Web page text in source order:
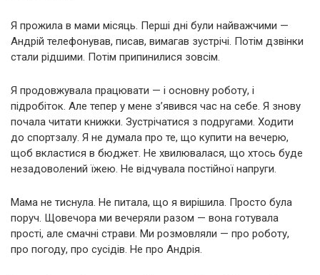
Я прожила в мами місяць. Перші дні були найважчими —
Андрій телефонував, писав, вимагав зустрічі. Потім дзвінки
стали рідшими. Потім припинилися зовсім.
Я продовжувала працювати — і основну роботу, і
підробіток. Але тепер у мене з’явився час на себе. Я знову
почала читати книжки. Зустрічатися з подругами. Ходити
до спортзалу. Я не думала про те, що купити на вечерю,
щоб вкластися в бюджет. Не хвилювалася, що хтось буде
незадоволений їжею. Не відчувала постійної напруги.
Мама не тиснула. Не питала, що я вирішила. Просто була
поруч. Щовечора ми вечеряли разом — вона готувала
прості, але смачні страви. Ми розмовляли — про роботу,
про погоду, про сусідів. Не про Андрія.